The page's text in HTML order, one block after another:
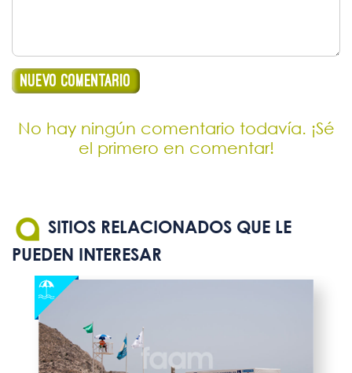
No hay ningún comentario todavía. ¡Sé
el primero en comentar!
SITIOS RELACIONADOS QUE LE
PUEDEN INTERESAR